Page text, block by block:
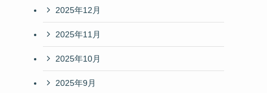
2025年12月
2025年11月
2025年10月
2025年9月